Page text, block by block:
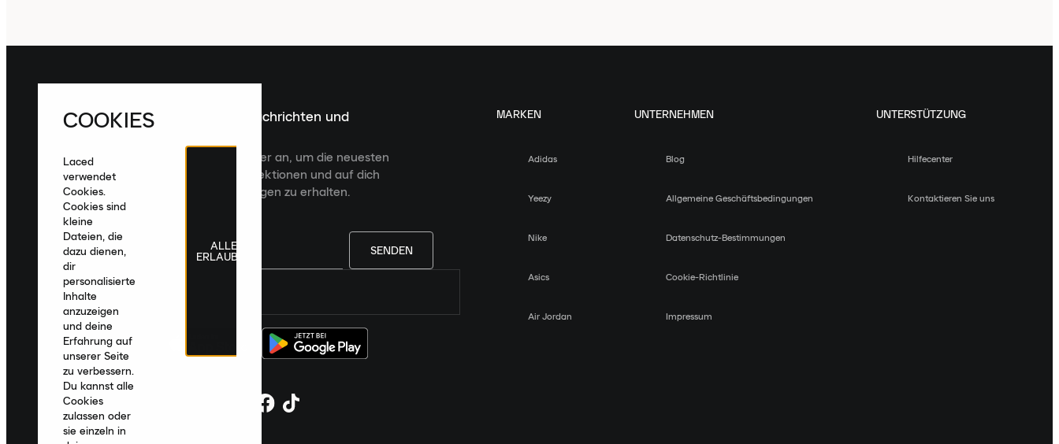
Melde dich für die neuesten Nachrichten und
Veröffentlichungen an
Melde dich für den Laced Newsletter an, um die neuesten
Veröffentlichungen, kuratierte Kollektionen und auf dich
zugeschnittene Produktempfehlungen zu erhalten.
SENDEN
MARKEN
Adidas
Yeezy
Nike
Asics
Air Jordan
UNTERNEHMEN
Blog
Allgemeine Geschäftsbedingungen
Datenschutz-Bestimmungen
Cookie-Richtlinie
Impressum
UNTERSTÜTZUNG
Hilfecenter
Kontaktieren Sie uns
COOKIES
Laced
verwendet
Cookies.
Cookies sind
kleine
Dateien, die
dazu dienen,
dir
personalisierte
Inhalte
anzuzeigen
und deine
Erfahrung auf
unserer Seite
zu verbessern.
Du kannst alle
Cookies
zulassen oder
sie einzeln in
ALLE
ERLAUBEN